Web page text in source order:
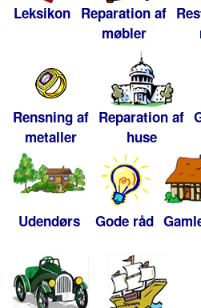
Leksikon Reparation af
møbler
Rensning af
metaller
Reparation af
huse
Udendørs Gode råd